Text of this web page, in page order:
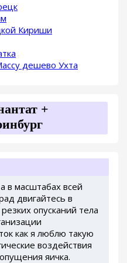
Кириши
дешево Ухта
+
в масштабах всей
двигайтесь в
опусканий тела
как я люблю такую
воздействия
яичка.